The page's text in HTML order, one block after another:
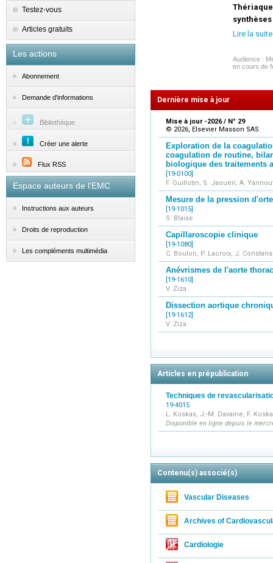
Testez-vous
Articles gratuits
Les actions
Abonnement
Demande d'informations
Bibliothèque
Créer une alerte
Flux RSS
Espace auteurs de l'EMC
Instructions aux auteurs
Droits de reproduction
Les compléments multimédia
Thériaque
pratique
- Les
- L'étude
- Les
- Des
- Des
- Un
- Un outil
-Près
Lire la suite
Audience :
en cours de
Dernière mise à jour
Mise à jour -2026 / N° 29
© 2026, Elsevier Masson SAS
Exploration de la
coagulation de routine,
biologique des traitements
[19-0100]
F. Guillotin, S. Jaouen, A.
Mesure de la pression
[19-1015]
S. Blaise
Capillaroscopie clinique
[19-1080]
C. Boulon, P. Lacroix, J. Constans
Anévrismes de l'aorte
[19-1610]
V. Ziza
Dissection aortique
[19-1612]
V. Ziza
Articles en prépublication
Techniques de
19-4015
L. Koskas, J.-M. Davaine, F.
Disponible en ligne depuis le
Contenu(s) associé(s)
Vascular Diseases
Archives of
Cardiologie